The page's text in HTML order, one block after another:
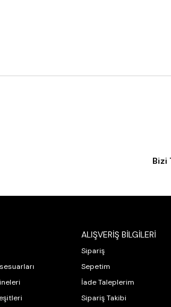
Bizi
ALIŞVERİŞ BİLGİLERİ
Sipariş
Sepetim
İade Taleplerim
Sipariş Takibi